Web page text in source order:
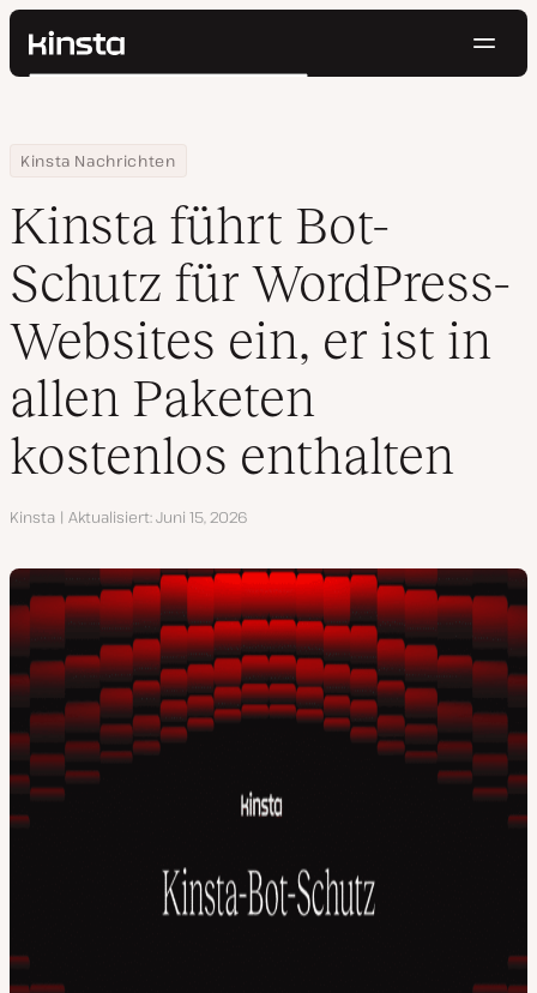
Kinsta®
Preise
Kontakt
Suchen
Home
Ressourcen Center
Kinsta Nachrichten
Kinsta führt Bot-Schutz für WordPress-Websites ein, er ist in
Kinsta führt Bot-
Schutz für WordPress-
Websites ein, er ist in
allen Paketen
kostenlos enthalten
Autor
Kinsta Aktualisiert Juni 15, 2026